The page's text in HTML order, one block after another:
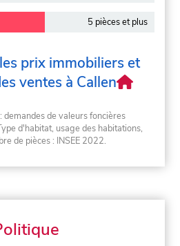
5 pièces et plus
prix immobiliers et
ventes à Callen
de valeurs foncières
d'habitat, usage des habitations,
de pièces : INSEE 2022.